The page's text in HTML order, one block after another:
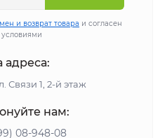
и возврат товара и согласен
условиями
адреса:
Связи 1, 2-й этаж
нам:
08-948-08